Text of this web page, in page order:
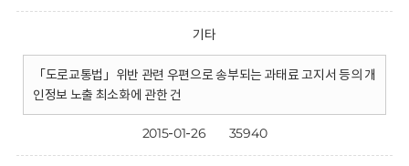
기타
「도로교통법」위반 관련 우편으로 송부되는 과태료 고지서 등의 개
인정보 노출 최소화에 관한 건
2015-01-26 35940